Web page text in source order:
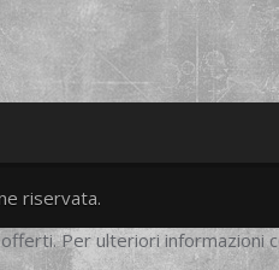
twittergoogleplus
facebook
riservata.
Per ulteriori informazioni